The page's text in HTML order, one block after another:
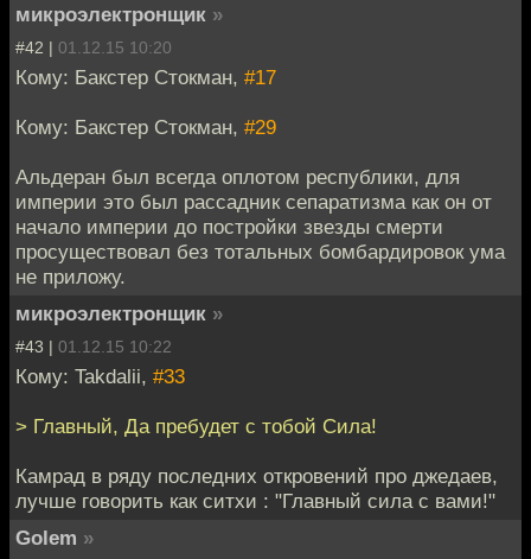
микроэлектронщик »
#42 | 01.12.15 10:20
Кому: Бакстер Стокман, #17
Кому: Бакстер Стокман, #29
Альдеран был всегда оплотом республики, для
империи это был рассадник сепаратизма как он от
начало империи до постройки звезды смерти
просуществовал без тотальных бомбардировок ума
не приложу.
микроэлектронщик »
#43 | 01.12.15 10:22
Кому: Takdalii, #33
> Главный, Да пребудет с тобой Сила!
Камрад в ряду последних откровений про джедаев,
лучше говорить как ситхи : "Главный сила с вами!"
Golem »